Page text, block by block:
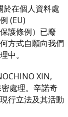
於在個人資料處
(EU)
護條例）已廢
方式自願向我們
中。
XIN,
處理。辛諾奇
行立法及其活動